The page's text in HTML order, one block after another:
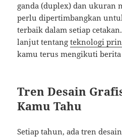
ganda (duplex) dan ukuran
perlu dipertimbangkan
terbaik dalam setiap
lanjut tentangteknologi
kamu terus mengikuti
Tren Desain
Kamu Tahu
Setiap tahun, ada tren